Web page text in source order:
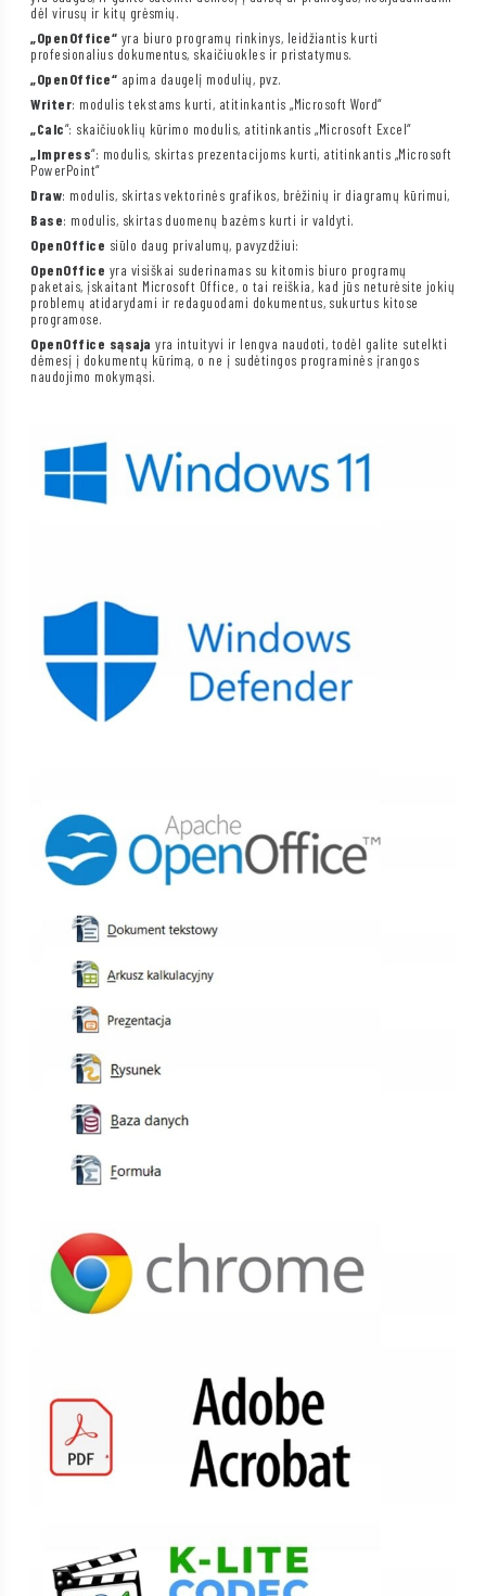
dėl virusų ir kitų grėsmių.
„OpenOffice“ yra biuro programų rinkinys, leidžiantis kurti
profesionalius dokumentus, skaičiuokles ir pristatymus.
„OpenOffice“ apima daugelį modulių, pvz.
Writer: modulis tekstams kurti, atitinkantis „Microsoft Word“
„Calc“: skaičiuoklių kūrimo modulis, atitinkantis „Microsoft Excel“
„Impress“: modulis, skirtas prezentacijoms kurti, atitinkantis „Microsoft
PowerPoint“
Draw: modulis, skirtas vektorinės grafikos, brėžinių ir diagramų kūrimui,
Base: modulis, skirtas duomenų bazėms kurti ir valdyti.
OpenOffice siūlo daug privalumų, pavyzdžiui:
OpenOffice yra visiškai suderinamas su kitomis biuro programų
paketais, įskaitant Microsoft Office, o tai reiškia, kad jūs neturėsite jokių
problemų atidarydami ir redaguodami dokumentus, sukurtus kitose
programose.
OpenOffice sąsaja yra intuityvi ir lengva naudoti, todėl galite sutelkti
dėmesį į dokumentų kūrimą, o ne į sudėtingos programinės įrangos
naudojimo mokymąsi.